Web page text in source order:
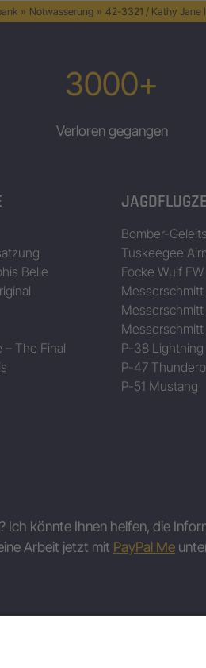
» Notwasserung » 42-3321 / Kathy Jane
3000+
Verloren gegangen
Belle
– The Final
Bomber-
Tuskeegee
Focke Wulf FW
Messerschmitt
Messerschmitt
P-38 Lightning
P-47
P-51 Mustang
Ich könnte Ihnen helfen, die
Arbeit jetzt mit PayPal Me